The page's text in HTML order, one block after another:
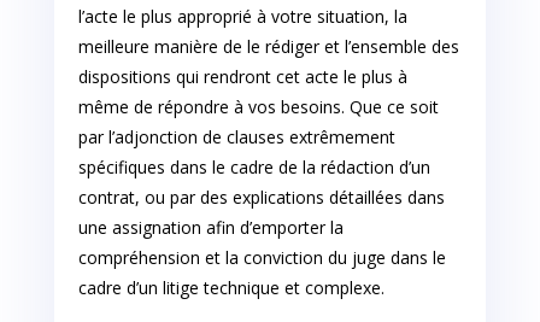
l’acte le plus approprié à votre situation, la
meilleure manière de le rédiger et l’ensemble des
dispositions qui rendront cet acte le plus à
même de répondre à vos besoins. Que ce soit
par l’adjonction de clauses extrêmement
spécifiques dans le cadre de la rédaction d’un
contrat, ou par des explications détaillées dans
une assignation afin d’emporter la
compréhension et la conviction du juge dans le
cadre d’un litige technique et complexe.